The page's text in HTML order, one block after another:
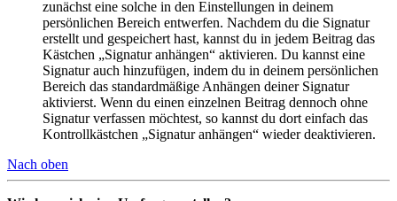
zunächst eine solche in den Einstellungen in deinem
persönlichen Bereich entwerfen. Nachdem du die Signatur
erstellt und gespeichert hast, kannst du in jedem Beitrag das
Kästchen „Signatur anhängen“ aktivieren. Du kannst eine
Signatur auch hinzufügen, indem du in deinem persönlichen
Bereich das standardmäßige Anhängen deiner Signatur
aktivierst. Wenn du einen einzelnen Beitrag dennoch ohne
Signatur verfassen möchtest, so kannst du dort einfach das
Kontrollkästchen „Signatur anhängen“ wieder deaktivieren.
Nach oben